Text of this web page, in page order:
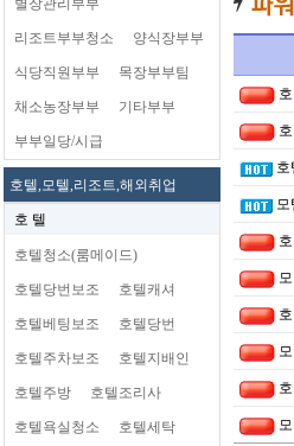
별장관리부부
리조트부부청소 양식장부부
식당직원부부 목장부부팀
채소농장부부 기타부부
부부일당/시급
호텔,모텔,리조트,해외취업
호 텔
호텔청소(룸메이드)
호텔당번보조 호텔캐셔
호텔베팅보조 호텔당번
호텔주차보조 호텔지배인
호텔주방 호텔조리사
호텔욕실청소 호텔세탁
호
모